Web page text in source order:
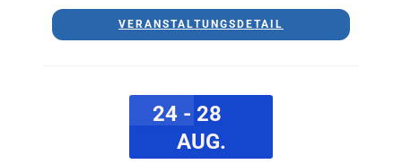
VERANSTALTUNGSDETAIL
24 - 28
AUG.